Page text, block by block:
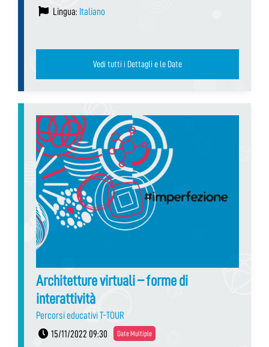
Lingua: Italiano
Vedi tutti i Dettagli e le Date
Architetture virtuali – forme di
interattività
Percorsi educativi T-TOUR
15/11/2022 09:30
Date Multiple